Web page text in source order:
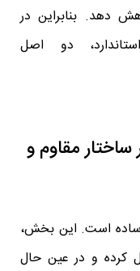
دهد. بنابراین در
دو اصل
مقاوم و
ساده است. این بخش،
کرده و در عین حال